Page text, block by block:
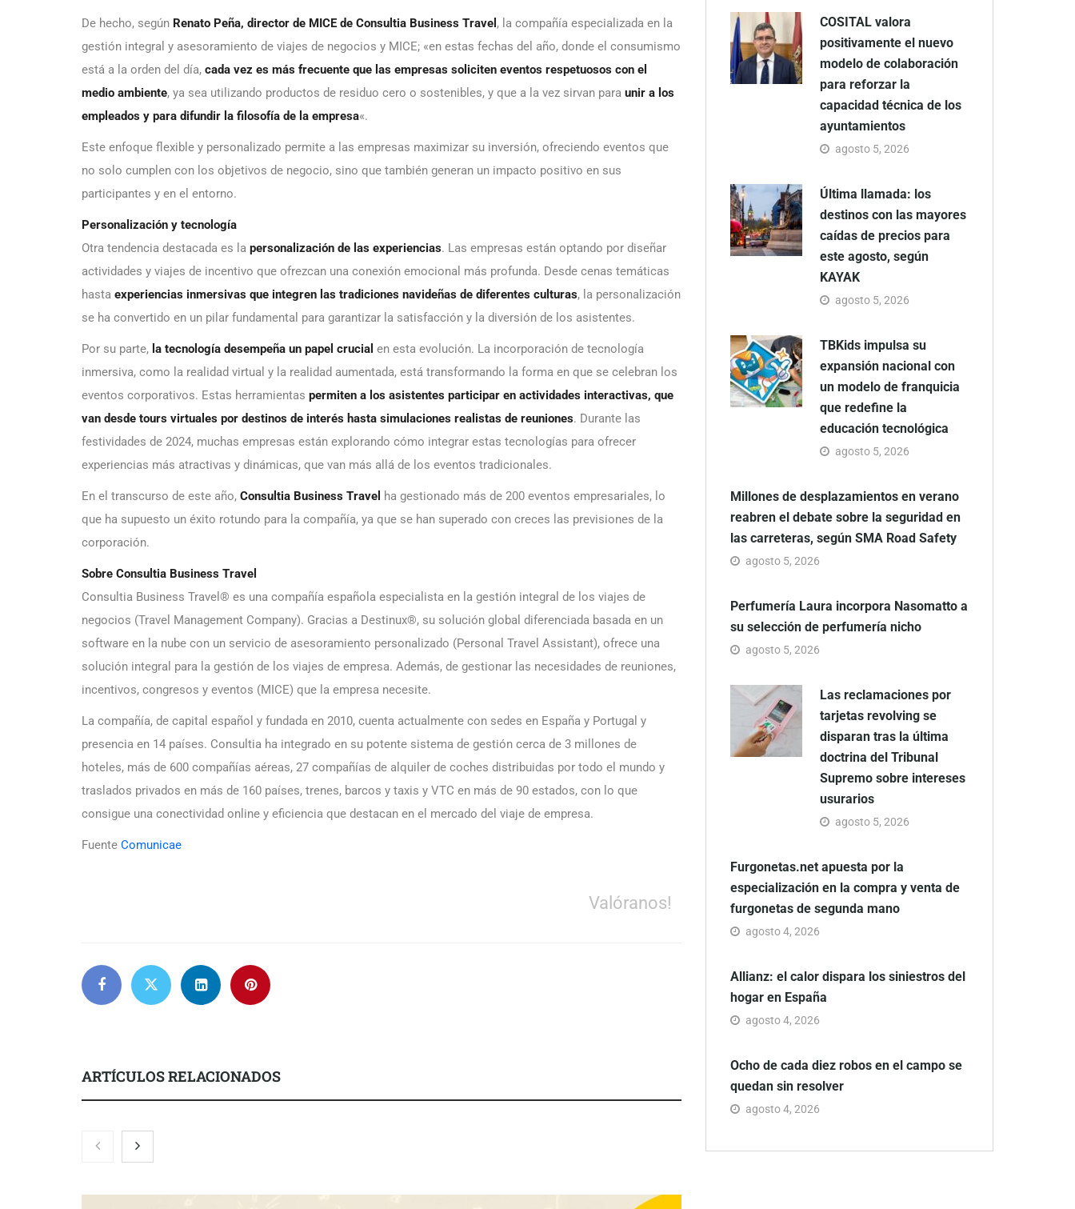
De hecho, según Renato Peña, director de MICE de Consultia Business Travel , la compañía especializada en la
gestión integral y asesoramiento de viajes de negocios y MICE; «en estas fechas del año, donde el consumismo
está a la orden del día, cada vez es más frecuente que las empresas soliciten eventos respetuosos con el
medio ambiente, ya sea utilizando productos de residuo cero o sostenibles, y que a la vez sirvan para unir a los
empleados y para difundir la filosofía de la empresa«.
Este enfoque flexible y personalizado permite a las empresas maximizar su inversión, ofreciendo eventos que
no solo cumplen con los objetivos de negocio, sino que también generan un impacto positivo en sus
participantes y en el entorno.
Personalización y tecnología
Otra tendencia destacada es la personalización de las experiencias. Las empresas están optando por diseñar
actividades y viajes de incentivo que ofrezcan una conexión emocional más profunda. Desde cenas temáticas
hasta experiencias inmersivas que integren las tradiciones navideñas de diferentes culturas, la personalización
se ha convertido en un pilar fundamental para garantizar la satisfacción y la diversión de los asistentes.
Por su parte, la tecnología desempeña un papel crucial en esta evolución. La incorporación de tecnología
inmersiva, como la realidad virtual y la realidad aumentada, está transformando la forma en que se celebran los
eventos corporativos. Estas herramientas permiten a los asistentes participar en actividades interactivas, que
van desde tours virtuales por destinos de interés hasta simulaciones realistas de reuniones. Durante las
festividades de 2024, muchas empresas están explorando cómo integrar estas tecnologías para ofrecer
experiencias más atractivas y dinámicas, que van más allá de los eventos tradicionales.
En el transcurso de este año, Consultia Business Travel ha gestionado más de 200 eventos empresariales, lo
que ha supuesto un éxito rotundo para la compañía, ya que se han superado con creces las previsiones de la
corporación.
Sobre Consultia Business Travel
Consultia Business Travel® es una compañía española especialista en la gestión integral de los viajes de
negocios (Travel Management Company). Gracias a Destinux®, su solución global diferenciada basada en un
software en la nube con un servicio de asesoramiento personalizado (Personal Travel Assistant), ofrece una
solución integral para la gestión de los viajes de empresa. Además, de gestionar las necesidades de reuniones,
incentivos, congresos y eventos (MICE) que la empresa necesite.
La compañía, de capital español y fundada en 2010, cuenta actualmente con sedes en España y Portugal y
presencia en 14 países. Consultia ha integrado en su potente sistema de gestión cerca de 3 millones de
hoteles, más de 600 compañías aéreas, 27 compañías de alquiler de coches distribuidas por todo el mundo y
traslados privados en más de 160 países, trenes, barcos y taxis y VTC en más de 90 estados, con lo que
consigue una conectividad online y eficiencia que destacan en el mercado del viaje de empresa.
Fuente Comunicae
Valóranos!
ARTÍCULOS RELACIONADOS
Brisas del Estrecho abastece a la
hostelería de Sevilla conectando
COSITAL valora
positivamente el nuevo
modelo de colaboración
para reforzar la
capacidad técnica de los
ayuntamientos
agosto 5, 2026
Última llamada: los
destinos con las mayores
caídas de precios para
este agosto, según
KAYAK
agosto 5, 2026
TBKids impulsa su
expansión nacional con
un modelo de franquicia
que redefine la
educación tecnológica
agosto 5, 2026
Millones de desplazamientos en verano
reabren el debate sobre la seguridad en
las carreteras, según SMA Road Safety
agosto 5, 2026
Perfumería Laura incorpora Nasomatto a
su selección de perfumería nicho
agosto 5, 2026
Las reclamaciones por
tarjetas revolving se
disparan tras la última
doctrina del Tribunal
Supremo sobre intereses
usurarios
agosto 5, 2026
Furgonetas.net apuesta por la
especialización en la compra y venta de
furgonetas de segunda mano
agosto 4, 2026
Allianz: el calor dispara los siniestros del
hogar en España
agosto 4, 2026
Ocho de cada diez robos en el campo se
quedan sin resolver
agosto 4, 2026